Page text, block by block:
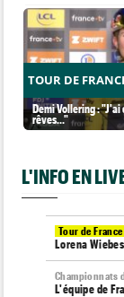
TOUR DE
Demi Vollering :
rêves..."
L'INFO EN
Tour de France
Lorena
Championnats
L'équipe de